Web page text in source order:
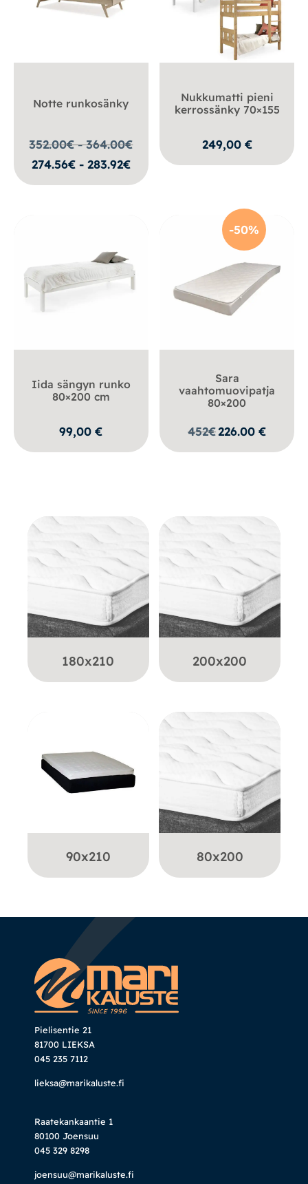
Notte runkosänky
352.00€ - 364.00€
274.56€ - 283.92€
Nukkumatti pieni
kerrossänky 70×155
249,00 €
Iida sängyn runko
80×200 cm
99,00€
-50%
Sara
vaahtomuovipatja
80×200
452€226.00€
180x210 200x200
90x210 80x200
Pielisentie 21
81700 LIEKSA
045 235 7112
lieksa@marikaluste.fi
Raatekankaantie 1
80100 Joensuu
045 329 8298
joensuu@marikaluste.fi